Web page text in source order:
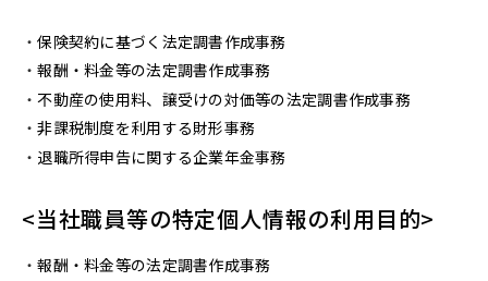
保険契約に基づく法定調書作成事務
報酬・料金等の法定調書作成事務
不動産の使用料、譲受けの対価等の法定調書作成事務
非課税制度を利用する財形事務
退職所得申告に関する企業年金事務
<当社職員等の特定個人情報の利用目的>
報酬・料金等の法定調書作成事務